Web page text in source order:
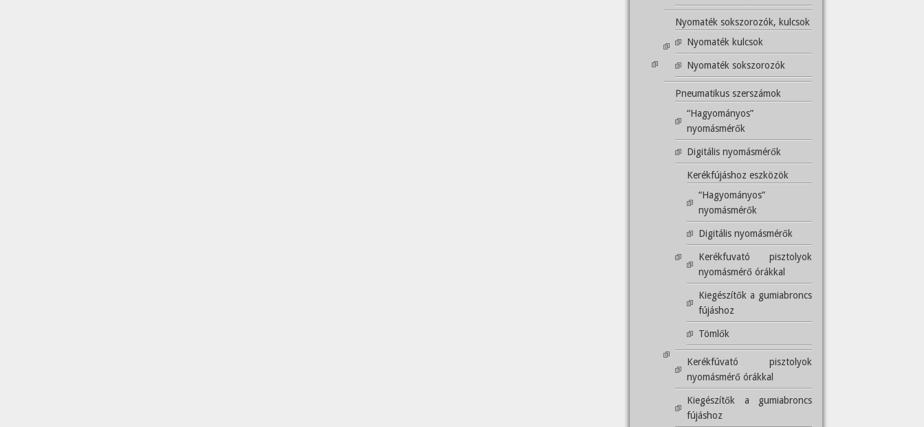
Nyomaték sokszorozók, kulcsok
Nyomaték kulcsok
Nyomaték sokszorozók
Pneumatikus szerszámok
“Hagyományos”
nyomásmérők
Digitális nyomásmérők
Kerékfújáshoz eszközök
“Hagyományos”
nyomásmérők
Digitális nyomásmérők
Kerékfuvató pisztolyok
nyomásmérő órákkal
Kiegészítők a gumiabroncs
fújáshoz
Tömlők
Kerékfúvató pisztolyok
nyomásmérő órákkal
Kiegészítők a gumiabroncs
fújáshoz